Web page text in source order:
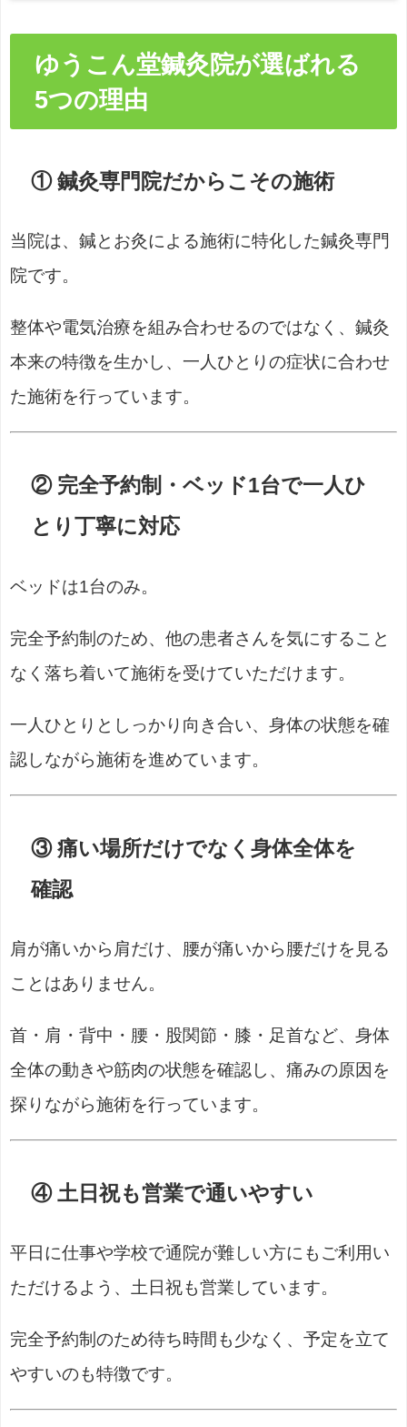
ゆうこん堂鍼灸院が選ばれる
5つの理由
① 鍼灸専門院だからこその施術
当院は、鍼とお灸による施術に特化した鍼灸専門
院です。
整体や電気治療を組み合わせるのではなく、鍼灸
本来の特徴を生かし、一人ひとりの症状に合わせ
た施術を行っています。
② 完全予約制・ベッド1台で一人ひ
とり丁寧に対応
ベッドは1台のみ。
完全予約制のため、他の患者さんを気にすること
なく落ち着いて施術を受けていただけます。
一人ひとりとしっかり向き合い、身体の状態を確
認しながら施術を進めています。
③ 痛い場所だけでなく身体全体を
確認
肩が痛いから肩だけ、腰が痛いから腰だけを見る
ことはありません。
首・肩・背中・腰・股関節・膝・足首など、身体
全体の動きや筋肉の状態を確認し、痛みの原因を
探りながら施術を行っています。
④ 土日祝も営業で通いやすい
平日に仕事や学校で通院が難しい方にもご利用い
ただけるよう、土日祝も営業しています。
完全予約制のため待ち時間も少なく、予定を立て
やすいのも特徴です。